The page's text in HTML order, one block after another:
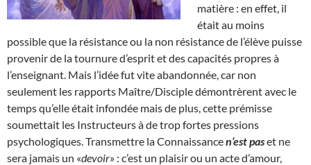
matière : en effet, il
était au moins
possible que la résistance ou la non résistance de l’élève puisse
provenir de la tournure d’esprit et des capacités propres à
l’enseignant. Mais l’idée fut vite abandonnée, car non
seulement les rapports Maître/Disciple démontrèrent avec le
temps qu’elle était infondée mais de plus, cette prémisse
soumettait les Instructeurs à de trop fortes pressions
psychologiques. Transmettre la Connaissancen’est paset ne
sera jamais un «devoir» : c’est un plaisir ou un acte d’amour,